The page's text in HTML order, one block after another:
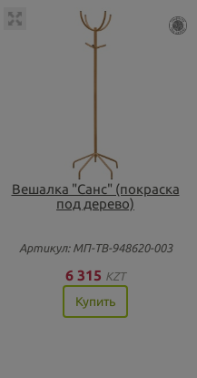
Вешалка "Санс" (покраска
под дерево)
Артикул: МП-ТВ-948620-003
6 315 KZT
Купить